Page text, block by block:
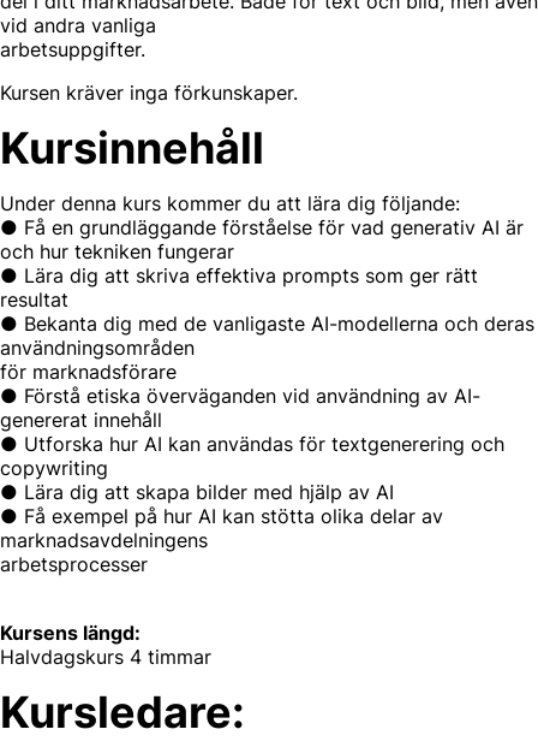
vid andra vanliga
arbetsuppgifter.
Kursen kräver inga förkunskaper.
Kursinnehåll
Under denna kurs kommer du att lära dig följande:
● Få en grundläggande förståelse för vad generativ AI är
och hur tekniken fungerar
● Lära dig att skriva effektiva prompts som ger rätt
resultat
● Bekanta dig med de vanligaste AI-modellerna och deras
användningsområden
för marknadsförare
● Förstå etiska överväganden vid användning av AI-
genererat innehåll
● Utforska hur AI kan användas för textgenerering och
copywriting
● Lära dig att skapa bilder med hjälp av AI
● Få exempel på hur AI kan stötta olika delar av
marknadsavdelningens
arbetsprocesser
Kursens längd:
Halvdagskurs 4 timmar
Kursledare: